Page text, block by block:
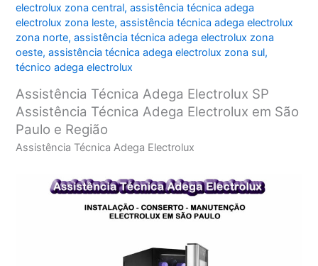
electrolux zona central,assistência técnica adega
electrolux zona leste,assistência técnica adega electrolux
zona norte,assistência técnica adega electrolux zona
oeste,assistência técnica adega electrolux zona sul,
técnico adega electrolux
Assistência Técnica Adega Electrolux SP
Assistência Técnica Adega Electrolux em São
Paulo e Região
Assistência Técnica Adega Electrolux